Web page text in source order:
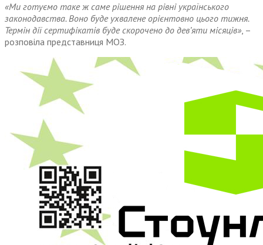
«Ми готуємо таке ж саме рішення на рівні українського
законодавства. Воно буде ухвалене орієнтовно цього тижня.
Термін дії сертифікатів буде скорочено до дев’яти місяців», –
розповіла представниця МОЗ.